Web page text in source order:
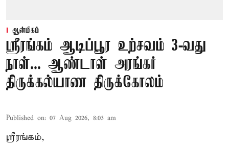
ஆன்மிகம்
ஸ்ரீரங்கம் ஆடிப்பூர உற்சவம் 3-வது
நாள்... ஆண்டாள் அரங்கர்
திருக்கல்யாண திருக்கோலம்
Published on: 07 Aug 2026, 8:03 am
ஸ்ரீரங்கம்,